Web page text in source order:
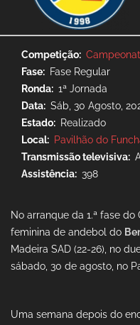
Competição
Fase
Fase Regular
Ronda
1ª Jornada
Data
Sáb, 30 Agosto,
Estado
Realizado
Local
Pavilhão do
Transmissão televisiva
Assistência
398
No arranque da 1.ª fase
feminina de andebol do
Madeira SAD (22-26), no
sábado, 30 de agosto, no
Uma semana depois do